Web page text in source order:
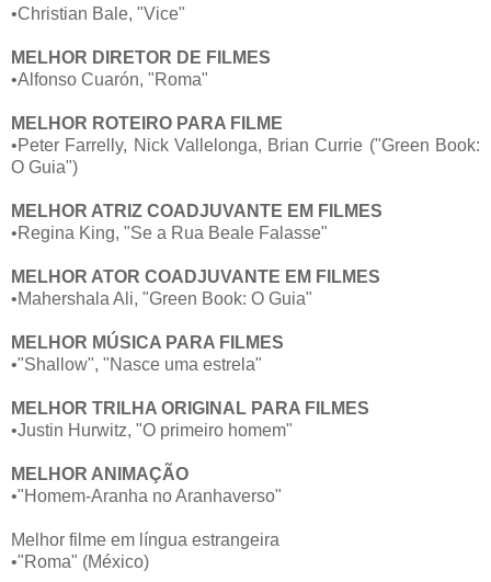
•Christian Bale, "Vice"
MELHOR DIRETOR DE FILMES
•Alfonso Cuarón, "Roma"
MELHOR ROTEIRO PARA FILME
•Peter Farrelly, Nick Vallelonga, Brian Currie ("Green Book:
O Guia")
MELHOR ATRIZ COADJUVANTE EM FILMES
•Regina King, "Se a Rua Beale Falasse"
MELHOR ATOR COADJUVANTE EM FILMES
•Mahershala Ali, "Green Book: O Guia"
MELHOR MÚSICA PARA FILMES
•"Shallow", "Nasce uma estrela"
MELHOR TRILHA ORIGINAL PARA FILMES
•Justin Hurwitz, "O primeiro homem"
MELHOR ANIMAÇÃO
•"Homem-Aranha no Aranhaverso"
Melhor filme em língua estrangeira
•"Roma" (México)